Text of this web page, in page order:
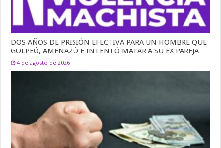
DOS AÑOS DE PRISIÓN EFECTIVA PARA UN HOMBRE QUE
GOLPEÓ, AMENAZÓ E INTENTÓ MATAR A SU EX PAREJA
4 de agosto de 2026